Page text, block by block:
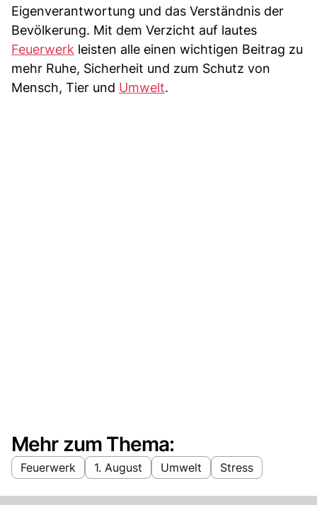
Eigenverantwortung und das Verständnis der
Bevölkerung. Mit dem Verzicht auf lautes
Feuerwerk leisten alle einen wichtigen Beitrag zu
mehr Ruhe, Sicherheit und zum Schutz von
Mensch, Tier und Umwelt.
Mehr zum Thema:
Feuerwerk 1. August Umwelt Stress